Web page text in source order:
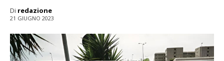
Di redazione
21 GIUGNO 2023